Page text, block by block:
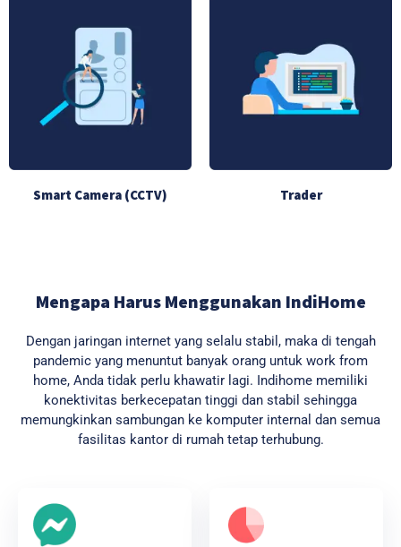
Smart Camera (CCTV) Trader
Mengapa Harus Menggunakan IndiHome
Dengan jaringan internet yang selalu stabil, maka di tengah
pandemic yang menuntut banyak orang untuk work from
home, Anda tidak perlu khawatir lagi. Indihome memiliki
konektivitas berkecepatan tinggi dan stabil sehingga
memungkinkan sambungan ke komputer internal dan semua
fasilitas kantor di rumah tetap terhubung.